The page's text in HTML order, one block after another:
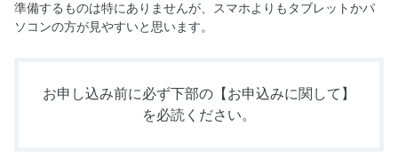
準備するものは特にありませんが、スマホよりもタブレットかパ
ソコンの方が見やすいと思います。
お申し込み前に必ず下部の 【お申込みに関して】
を必読ください。